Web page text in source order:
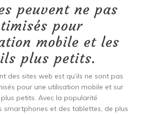
peuvent ne pas
pour
mobile et les
plus petits.
des sites web est qu’ils ne sont pas
pour une utilisation mobile et sur
petits. Avec la popularité
smartphones et des tablettes, de plus